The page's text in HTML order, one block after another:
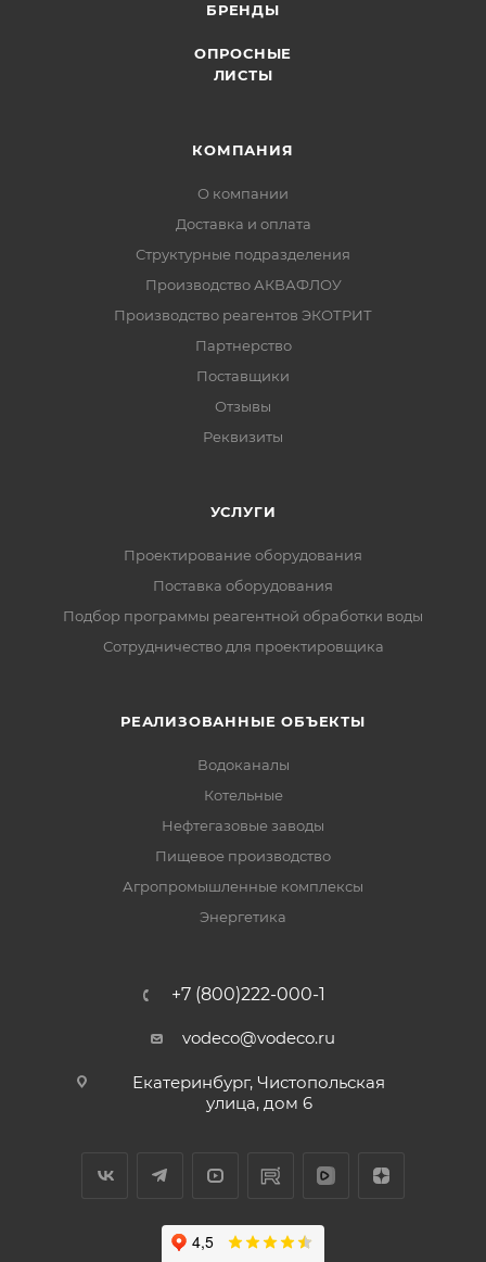
БРЕНДЫ
ОПРОСНЫЕ
ЛИСТЫ
КОМПАНИЯ
О компании
Доставка и оплата
Структурные подразделения
Производство АКВАФЛОУ
Производство реагентов ЭКОТРИТ
Партнерство
Поставщики
Отзывы
Реквизиты
УСЛУГИ
Проектирование оборудования
Поставка оборудования
Подбор программы реагентной обработки воды
Сотрудничество для проектировщика
РЕАЛИЗОВАННЫЕ ОБЪЕКТЫ
Водоканалы
Котельные
Нефтегазовые заводы
Пищевое производство
Агропромышленные комплексы
Энергетика
+7 (800)222-000-1
vodeco@vodeco.ru
Екатеринбург, Чистопольская
улица, дом 6